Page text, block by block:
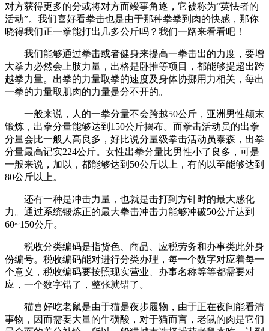
对方获得更多的分或将对方而竣事角逐，它被称为“英怯者的
活动”。我们喜好看拳击也是由于那种拳拳到肉的快感，那你
晓得我们正一拳能打出几多公斤吗？我们一路来看看吧！
我们能够通过拳击或者健身来提高一拳击出的力度，要增
大拳力必然会上肢力量，出格是卧推等项目，都能够提超出跨
越拳力量。出拳的力量取拳的速度及身体协挪用力相关，每出
一拳的力量取肌肉的力量是分不开的。
一般来说，人的一拳分量不会跨越50公斤，亚洲男性颠末
锻炼，出拳分量能够达到150公斤摆布。而拳击活动员的出拳
分量会比一般人高良多，好比说分量级拳击活动员泰森，出拳
分量最高记实224公斤。女性出拳分量比男性小了良多，可是
一般来说，加以，都能够达到50公斤以上，有的以至能够达到
80公斤以上。
还有一种是冲击力量，也就是击打到方针时的最大感化
力。通过系统锻炼正的最大拳击冲击力能够冲破50公斤达到
60~150公斤。
税收分类编码是指货色、商品、应税劳务和办事类此外身
份编号。税收编码能对进行分类办理，每一个数字对应着每一
个意义，税收编码要按照现实营业、办事名称等等都需要对
应，一个数字错了，整张就错了。
猫喜好吃老鼠是由于猫是夜步履物，由于正在夜间能看清
事物，因而需要大量的牛磺酸，对于猫而言，老鼠的肉是它们